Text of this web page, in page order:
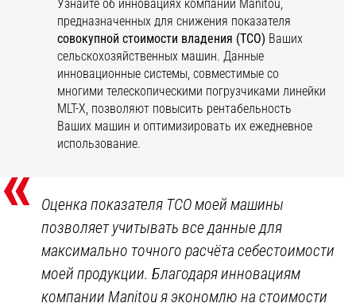
Узнайте об инновациях компании Manitou,
предназначенных для снижения показателя
совокупной стоимости владения (ТСО) Ваших
сельскохозяйственных машин. Данные
инновационные системы, совместимые со
многими телескопическими погрузчиками линейки
MLT-Х, позволяют повысить рентабельность
Ваших машин и оптимизировать их ежедневное
использование.
«
Оценка показателя TCO моей машины
позволяет учитывать все данные для
максимально точного расчёта себестоимости
моей продукции. Благодаря инновациям
компании Manitou я экономлю на стоимости